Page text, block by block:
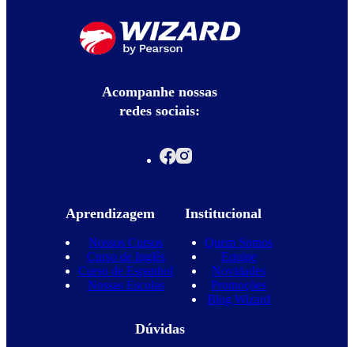
Acompanhe nossas
redes sociais:
Aprendizagem
Nossos Cursos
Curso de Inglês
Curso de Espanhol
Nossas Escolas
Institucional
Quem Somos
Equipe
Novidades
Promoções
Blog Wizard
Dúvidas